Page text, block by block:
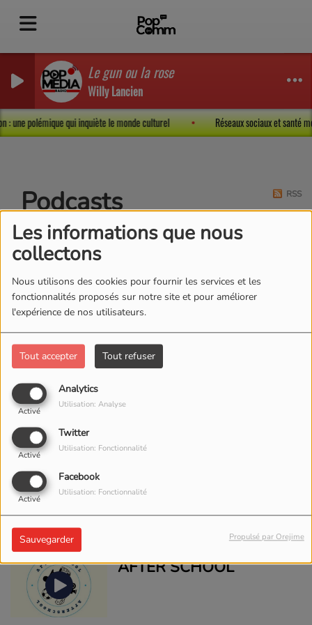
Les informations que nous
collectons
Nous utilisons des cookies pour fournir les services et les
fonctionnalités proposés sur notre site et pour améliorer
l'expérience de nos utilisateurs.
Tout accepter Tout refuser
Analytics
Activé
Utilisation: Analyse
Twitter
Activé
Utilisation: Fonctionnalité
Facebook
Activé
Utilisation: Fonctionnalité
Sauvegarder Propulsé par Orejime
Le gun ou la rose
Willy Lancien
: une polémique qui inquiète le monde culturel Réseaux sociaux et santé
Podcasts RSS
SIX-SEVEN
AFTER SCHOOL